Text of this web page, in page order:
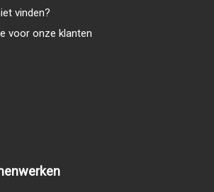
vinden?
voor onze klanten